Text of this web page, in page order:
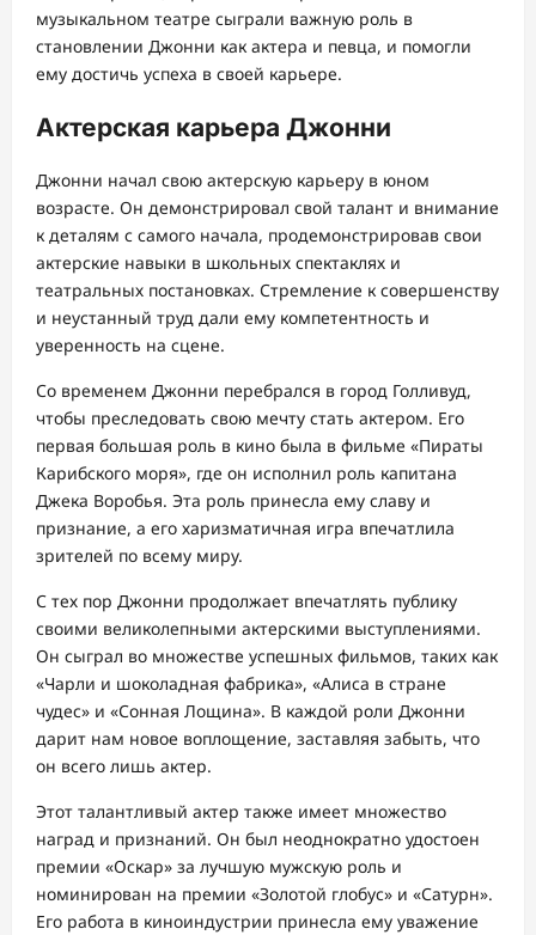
музыкальном театре сыграли важную роль в
становлении Джонни как актера и певца, и помогли
ему достичь успеха в своей карьере.
Актерская карьера Джонни
Джонни начал свою актерскую карьеру в юном
возрасте. Он демонстрировал свой талант и внимание
к деталям с самого начала, продемонстрировав свои
актерские навыки в школьных спектаклях и
театральных постановках. Стремление к совершенству
и неустанный труд дали ему компетентность и
уверенность на сцене.
Со временем Джонни перебрался в город Голливуд,
чтобы преследовать свою мечту стать актером. Его
первая большая роль в кино была в фильме «Пираты
Карибского моря», где он исполнил роль капитана
Джека Воробья. Эта роль принесла ему славу и
признание, а его харизматичная игра впечатлила
зрителей по всему миру.
С тех пор Джонни продолжает впечатлять публику
своими великолепными актерскими выступлениями.
Он сыграл во множестве успешных фильмов, таких как
«Чарли и шоколадная фабрика», «Алиса в стране
чудес» и «Сонная Лощина». В каждой роли Джонни
дарит нам новое воплощение, заставляя забыть, что
он всего лишь актер.
Этот талантливый актер также имеет множество
наград и признаний. Он был неоднократно удостоен
премии «Оскар» за лучшую мужскую роль и
номинирован на премии «Золотой глобус» и «Сатурн».
Его работа в киноиндустрии принесла ему уважение